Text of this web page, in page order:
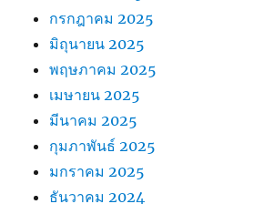
กรกฎาคม 2025
มิถุนายน 2025
พฤษภาคม 2025
เมษายน 2025
มีนาคม 2025
กุมภาพันธ์ 2025
มกราคม 2025
ธันวาคม 2024